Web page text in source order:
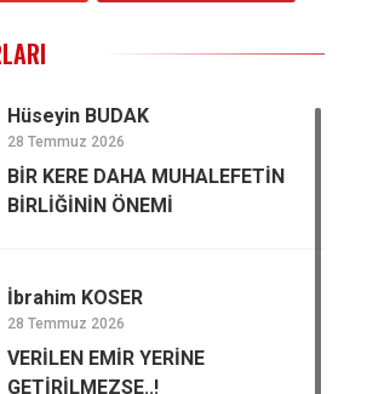
Hüseyin BUDAK
28 Temmuz 2026
BİR KERE DAHA MUHALEFETİN
BİRLİĞİNİN ÖNEMİ
İbrahim KOSER
28 Temmuz 2026
VERİLEN EMİR YERİNE
GETİRİLMEZSE..!